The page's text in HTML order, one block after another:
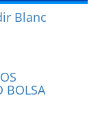
Blanc
BOLSA